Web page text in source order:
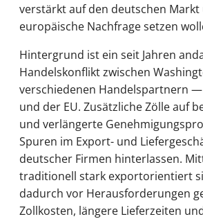
verstärkt auf den deutschen Markt
europäische Nachfrage setzen
Hintergrund ist ein seit Jahren
Handelskonflikt zwischen
verschiedenen Handelspartnern
und der EU. Zusätzliche Zölle auf
und verlängerte
Spuren im Export- und
deutscher Firmen hinterlassen.
traditionell stark exportorientiert
dadurch vor Herausforderungen
Zollkosten, längere Lieferzeiten